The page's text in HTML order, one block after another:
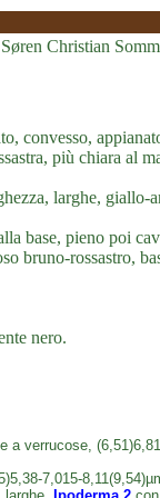
Christian
convesso,
più chiara al
larghe, giallo-
base, pieno poi
bruno-rossastro,
nero.
verrucose,
7,015-